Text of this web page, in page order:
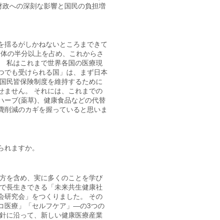
への深刻な影響と国民の負担増
揺るがしかねないところまできて
の半分以上を占め、これからさ
私はこれまで世界各国の医療現
でも受けられる国」は、まず日本
民皆保険制度を維持するために
ません。 それには、これまでの
ーブ(薬草)、健康食品などの代替
減のカギを握っていると思いま
ますか。
を含め、実に多くのことを学び
長生きできる「未来共生健康社
研究会」をつくりました。 その
医療」「セルフケア」―の3つの
に沿って、新しい健康医療産業